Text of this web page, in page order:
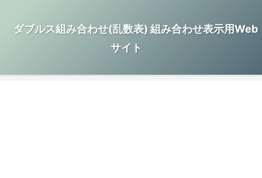
ダブルス組み合わせ(乱数表) 組み合わせ表示用Web
サイト